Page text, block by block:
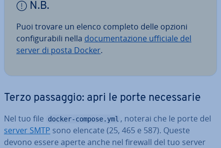
N.B.
Puoi trovare un elenco completo delle opzioni
con­fi­gu­ra­bi­li nella do­cu­men­ta­zio­ne ufficiale del
server di posta Docker.
Terzo passaggio: apri le porte ne­ces­sa­rie
Nel tuo file docker-compose.yml , noterai che le porte del
server SMTP sono elencate (25, 465 e 587). Queste
devono essere aperte anche nel firewall del tuo server